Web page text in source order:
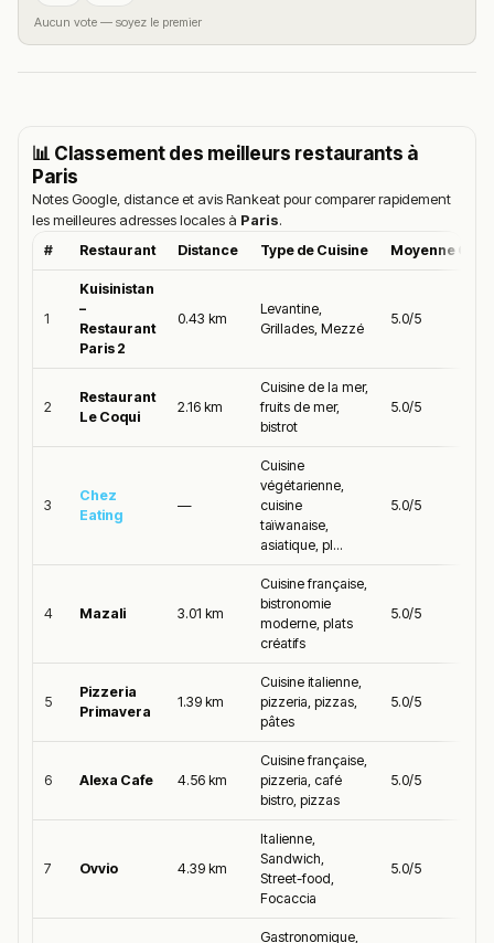
Aucun vote — soyez le premier
📊 Classement des meilleurs restaurants à
Paris
Notes Google, distance et avis Rankeat pour comparer rapidement
les meilleures adresses locales à Paris.
# Restaurant Distance Type de Cuisine Moyenne
1
Kuisinistan
–
Restaurant
Paris 2
0.43 km
Levantine,
Grillades, Mezzé
5.0/5
2
Restaurant
Le Coqui
2.16 km
Cuisine de la mer,
fruits de mer,
bistrot
5.0/5
3
Chez
Eating
—
Cuisine
végétarienne,
cuisine
taïwanaise,
asiatique, pl...
5.0/5
4 Mazali 3.01 km
Cuisine française,
bistronomie
moderne, plats
créatifs
5.0/5
5
Pizzeria
Primavera
1.39 km
Cuisine italienne,
pizzeria, pizzas,
pâtes
5.0/5
6 Alexa Cafe 4.56 km
Cuisine française,
pizzeria, café
bistro, pizzas
5.0/5
7 Ovvio 4.39 km
Italienne,
Sandwich,
Street-food,
Focaccia
5.0/5
Gastronomique,